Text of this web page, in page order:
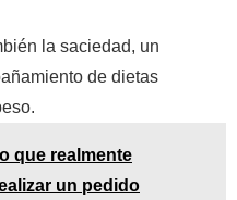
la saciedad, un
de dietas
que realmente
un pedido